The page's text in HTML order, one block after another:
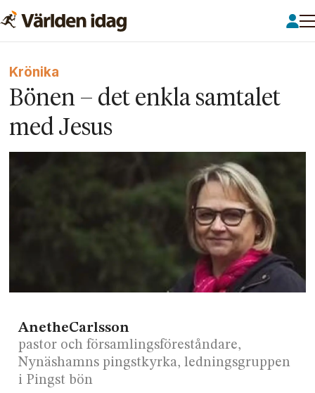
Krönika
Bönen – det enkla samtalet
med Jesus
AnetheCarlsson
pastor och församlingsföreståndare,
Nynäshamns pingstkyrka, ledningsgruppen
i Pingst bön